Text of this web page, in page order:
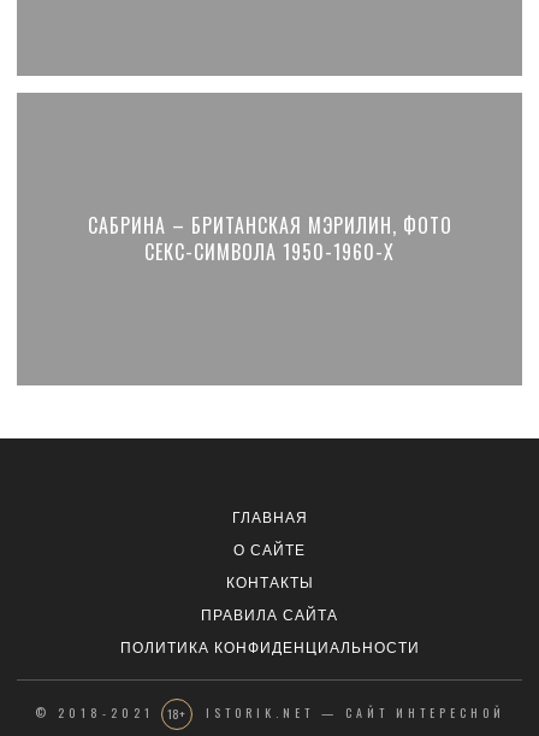
САБРИНА – БРИТАНСКАЯ МЭРИЛИН, ФОТО
СЕКС-СИМВОЛА 1950-1960-Х
ГЛАВНАЯ
О САЙТЕ
КОНТАКТЫ
ПРАВИЛА САЙТА
ПОЛИТИКА КОНФИДЕНЦИАЛЬНОСТИ
© 2018-2021 18+
ISTORIK.NET — САЙТ ИНТЕРЕСНОЙ